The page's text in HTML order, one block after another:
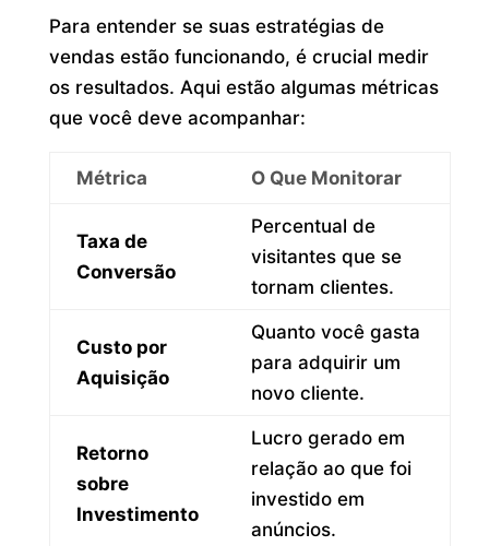
Para entender se suas estratégias de
vendas estão funcionando, é crucial medir
os resultados. Aqui estão algumas métricas
que você deve acompanhar:
Métrica O Que Monitorar
Taxa de
Conversão
Percentual de
visitantes que se
tornam clientes.
Custo por
Aquisição
Quanto você gasta
para adquirir um
novo cliente.
Retorno
sobre
Investimento
Lucro gerado em
relação ao que foi
investido em
anúncios.